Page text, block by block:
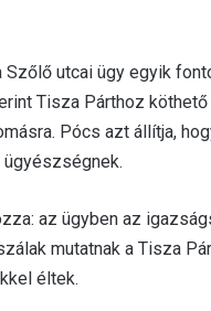
utcai ügy egyik
Tisza Párthoz
Pócs azt állítja,
az ügyben az
mutatnak a Tisza
éltek.